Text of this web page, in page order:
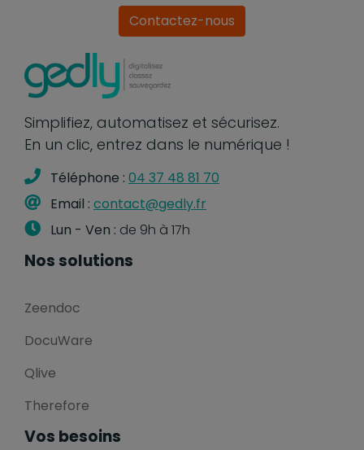
Contactez-nous
Simplifiez, automatisez et sécurisez.
En un clic, entrez dans le numérique !
Téléphone : 04 37 48 81 70
Email : contact@gedly.fr
Lun - Ven : de 9h à 17h
Nos solutions
Zeendoc
DocuWare
Qlive
Therefore
Vos besoins